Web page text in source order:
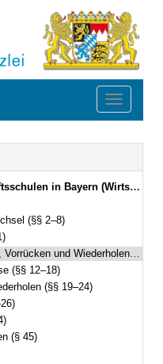
Toggle
Dezember 2009 (GVBl. 2010 S. 17, 227) BayRS 2236-5-1-K (§§ 1–45)
(§§ 2–8)
Wiederholen, Zeugnisse (§§ 12–26)
(§§ 12–18)
(§§ 19–24)
(§ 45)